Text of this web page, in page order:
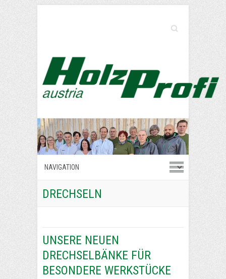
Search
DRECHSELN
UNSERE NEUEN
DRECHSELBÄNKE FÜR
BESONDERE WERKSTÜCKE